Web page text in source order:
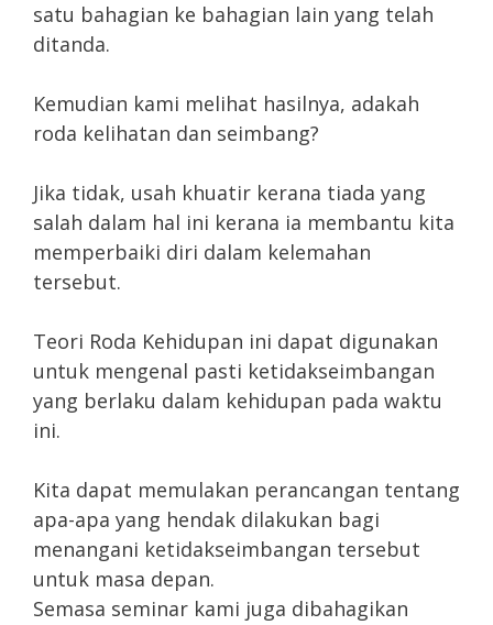
satu bahagian ke bahagian lain yang telah
ditanda.
Kemudian kami melihat hasilnya, adakah
roda kelihatan dan seimbang?
Jika tidak, usah khuatir kerana tiada yang
salah dalam hal ini kerana ia membantu kita
memperbaiki diri dalam kelemahan
tersebut.
Teori Roda Kehidupan ini dapat digunakan
untuk mengenal pasti ketidakseimbangan
yang berlaku dalam kehidupan pada waktu
ini.
Kita dapat memulakan perancangan tentang
apa-apa yang hendak dilakukan bagi
menangani ketidakseimbangan tersebut
untuk masa depan.
Semasa seminar kami juga dibahagikan